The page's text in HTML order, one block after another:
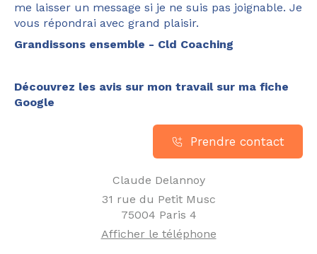
me laisser un message si je ne suis pas joignable. Je
vous répondrai avec grand plaisir.
Grandissons ensemble - Cld Coaching
Découvrez les avis sur mon travail sur ma fiche
Google
Prendre contact
Claude Delannoy
31 rue du Petit Musc
75004 Paris 4
Afficher le téléphone